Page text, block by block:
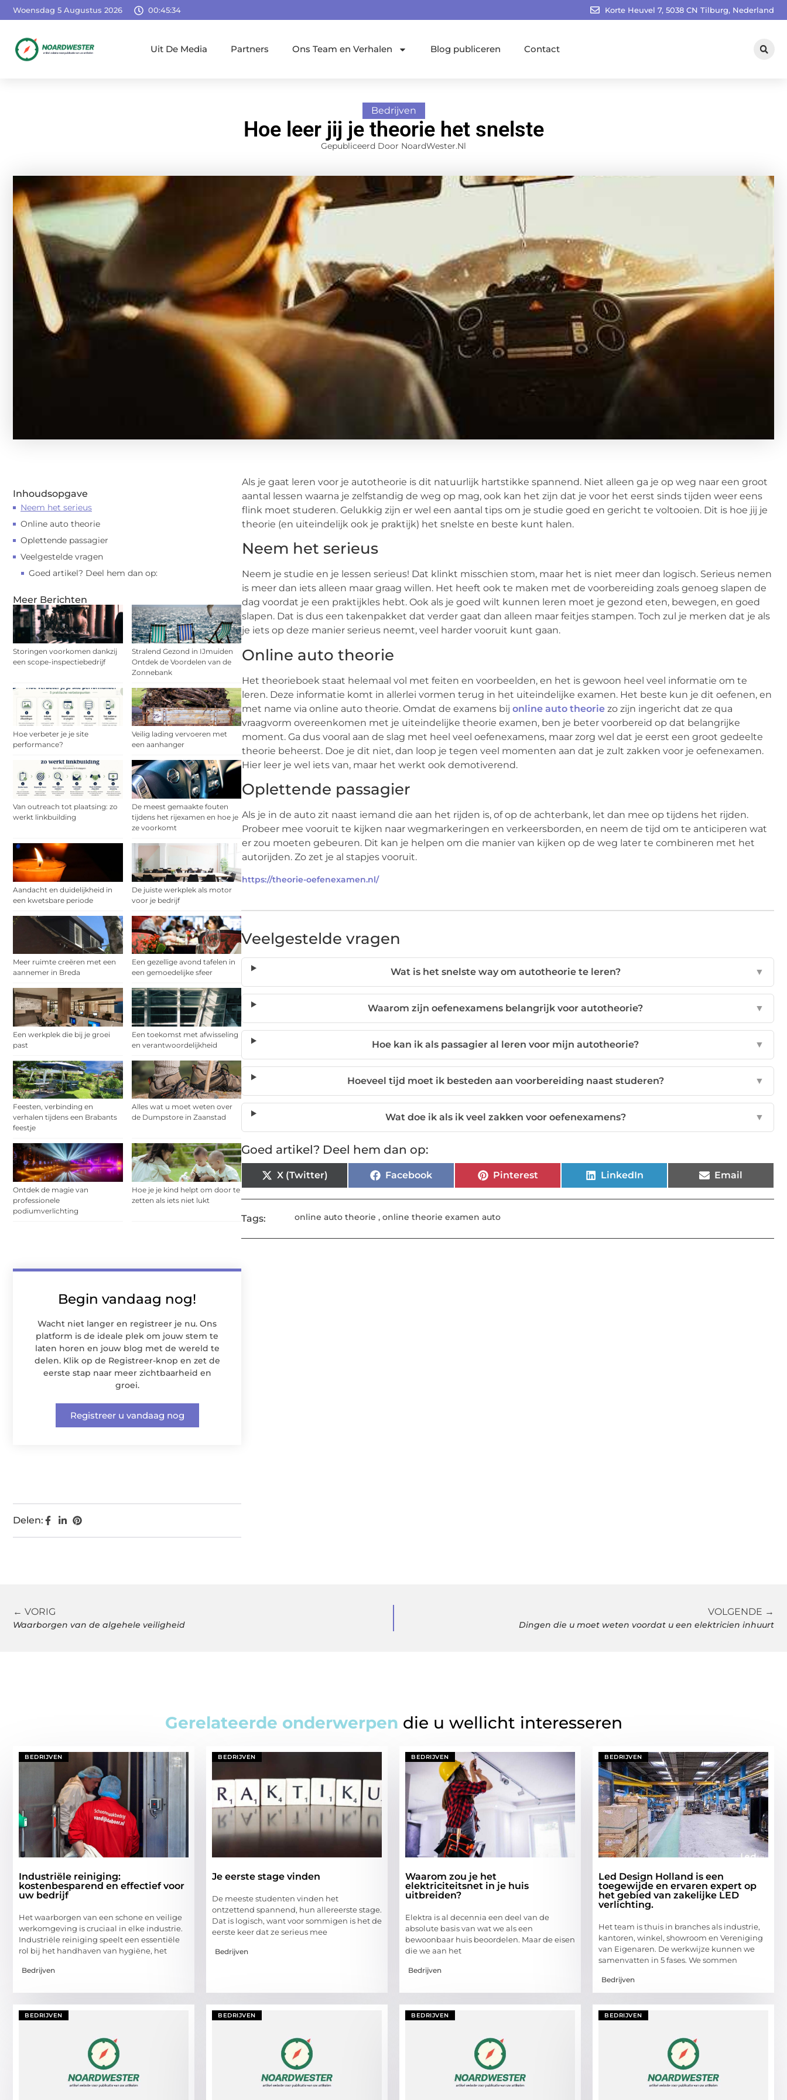
Woensdag 5 Augustus 2026 00:45:35 Korte Heuvel 7, 5038 CN Tilburg, Nederland
Uit De Media Partners Ons Team en Verhalen Blog publiceren Contact
Bedrijven
Hoe leer jij je theorie het snelste
Gepubliceerd Door NoardWester.nl
Inhoudsopgave
Neem het serieus
Online auto theorie
Oplettende passagier
Veelgestelde vragen
Goed artikel? Deel hem dan op:
Meer Berichten
Storingen voorkomen dankzij
een scope-inspectiebedrijf
Stralend Gezond in IJmuiden
Ontdek de Voordelen van de
Zonnebank
Hoe verbeter je je site
performance?
Veilig lading vervoeren met
een aanhanger
Van outreach tot plaatsing: zo
werkt linkbuilding
De meest gemaakte fouten
tijdens het rijexamen en hoe je
ze voorkomt
Aandacht en duidelijkheid in
een kwetsbare periode
De juiste werkplek als motor
voor je bedrijf
Meer ruimte creëren met een
aannemer in Breda
Een gezellige avond tafelen in
een gemoedelijke sfeer
Een werkplek die bij je groei
past
Een toekomst met afwisseling
en verantwoordelijkheid
Feesten, verbinding en
verhalen tijdens een Brabants
feestje
Alles wat u moet weten over
de Dumpstore in Zaanstad
Ontdek de magie van
professionele
podiumverlichting
Hoe je je kind helpt om door te
zetten als iets niet lukt
Begin vandaag nog!
Wacht niet langer en registreer je nu. Ons
platform is de ideale plek om jouw stem te
laten horen en jouw blog met de wereld te
delen. Klik op de Registreer-knop en zet de
eerste stap naar meer zichtbaarheid en
groei.
Registreer u vandaag nog
Delen:
Als je gaat leren voor je autotheorie is dit natuurlijk hartstikke spannend. Niet alleen ga je op weg naar een groot
aantal lessen waarna je zelfstandig de weg op mag, ook kan het zijn dat je voor het eerst sinds tijden weer eens
flink moet studeren. Gelukkig zijn er wel een aantal tips om je studie goed en gericht te voltooien. Dit is hoe jij je
theorie (en uiteindelijk ook je praktijk) het snelste en beste kunt halen.
Neem het serieus
Neem je studie en je lessen serieus! Dat klinkt misschien stom, maar het is niet meer dan logisch. Serieus nemen
is meer dan iets alleen maar graag willen. Het heeft ook te maken met de voorbereiding zoals genoeg slapen de
dag voordat je een praktijkles hebt. Ook als je goed wilt kunnen leren moet je gezond eten, bewegen, en goed
slapen. Dat is dus een takenpakket dat verder gaat dan alleen maar feitjes stampen. Toch zul je merken dat je als
je iets op deze manier serieus neemt, veel harder vooruit kunt gaan.
Online auto theorie
Het theorieboek staat helemaal vol met feiten en voorbeelden, en het is gewoon heel veel informatie om te
leren. Deze informatie komt in allerlei vormen terug in het uiteindelijke examen. Het beste kun je dit oefenen, en
met name via online auto theorie. Omdat de examens bij online auto theorie zo zijn ingericht dat ze qua
vraagvorm overeenkomen met je uiteindelijke theorie examen, ben je beter voorbereid op dat belangrijke
moment. Ga dus vooral aan de slag met heel veel oefenexamens, maar zorg wel dat je eerst een groot gedeelte
theorie beheerst. Doe je dit niet, dan loop je tegen veel momenten aan dat je zult zakken voor je oefenexamen.
Hier leer je wel iets van, maar het werkt ook demotiverend.
Oplettende passagier
Als je in de auto zit naast iemand die aan het rijden is, of op de achterbank, let dan mee op tijdens het rijden.
Probeer mee vooruit te kijken naar wegmarkeringen en verkeersborden, en neem de tijd om te anticiperen wat
er zou moeten gebeuren. Dit kan je helpen om die manier van kijken op de weg later te combineren met het
autorijden. Zo zet je al stapjes vooruit.
https://theorie-oefenexamen.nl/
Veelgestelde vragen
Wat is het snelste way om autotheorie te leren? ▼
Waarom zijn oefenexamens belangrijk voor autotheorie? ▼
Hoe kan ik als passagier al leren voor mijn autotheorie? ▼
Hoeveel tijd moet ik besteden aan voorbereiding naast studeren? ▼
Wat doe ik als ik veel zakken voor oefenexamens? ▼
Goed artikel? Deel hem dan op:
X (Twitter) Facebook Pinterest LinkedIn Email
Tags: online auto theorie , online theorie examen auto
← VORIG
Waarborgen van de algehele veiligheid
VOLGENDE →
Dingen die u moet weten voordat u een elektricien inhuurt
Gerelateerde onderwerpen die u wellicht interesseren
BEDRIJVEN
Industriële reiniging:
kostenbesparend en effectief voor
uw bedrijf
Het waarborgen van een schone en veilige
werkomgeving is cruciaal in elke industrie.
Industriële reiniging speelt een essentiële
rol bij het handhaven van hygiëne, het
Bedrijven
BEDRIJVEN
Je eerste stage vinden
De meeste studenten vinden het
ontzettend spannend, hun allereerste stage.
Dat is logisch, want voor sommigen is het de
eerste keer dat ze serieus mee
Bedrijven
BEDRIJVEN
Waarom zou je het
elektriciteitsnet in je huis
uitbreiden?
Elektra is al decennia een deel van de
absolute basis van wat we als een
bewoonbaar huis beoordelen. Maar de eisen
die we aan het
Bedrijven
BEDRIJVEN
Led Design Holland is een
toegewijde en ervaren expert op
het gebied van zakelijke LED
verlichting.
Het team is thuis in branches als industrie,
kantoren, winkel, showroom en Vereniging
van Eigenaren. De werkwijze kunnen we
samenvatten in 5 fases. We sommen
Bedrijven
BEDRIJVEN BEDRIJVEN BEDRIJVEN BEDRIJVEN